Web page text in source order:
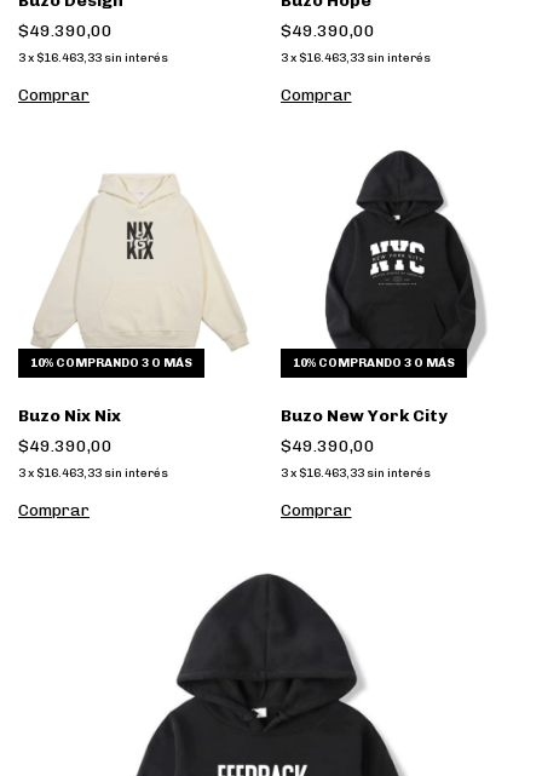
$49.390,00
3x $16.463,33 sin interés
Comprar
$49.390,00
3 x $16.463,33 sin interés
Comprar
10% COMPRANDO 3 O MÁS
Buzo Nix Nix
$49.390,00
3x $16.463,33 sin interés
Comprar
10% COMPRANDO 3 O MÁS
Buzo New York City
$49.390,00
3 x $16.463,33 sin interés
Comprar